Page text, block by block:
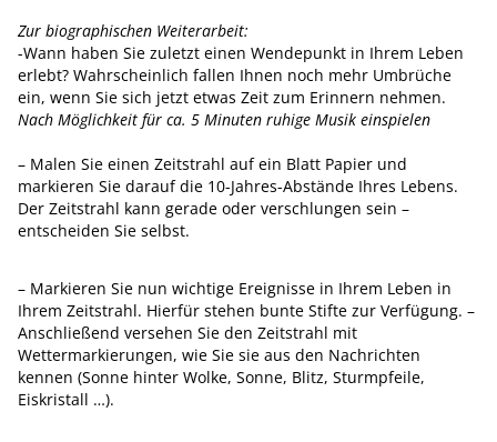
Zur biographischen Weiterarbeit:
-Wann haben Sie zuletzt einen Wendepunkt in Ihrem Leben
erlebt? Wahrscheinlich fallen Ihnen noch mehr Umbrüche
ein, wenn Sie sich jetzt etwas Zeit zum Erinnern nehmen.
Nach Möglichkeit für ca. 5 Minuten ruhige Musik einspielen
– Malen Sie einen Zeitstrahl auf ein Blatt Papier und
markieren Sie darauf die 10-Jahres-Abstände Ihres Lebens.
Der Zeitstrahl kann gerade oder verschlungen sein –
entscheiden Sie selbst.
– Markieren Sie nun wichtige Ereignisse in Ihrem Leben in
Ihrem Zeitstrahl. Hierfür stehen bunte Stifte zur Verfügung. –
Anschließend versehen Sie den Zeitstrahl mit
Wettermarkierungen, wie Sie sie aus den Nachrichten
kennen (Sonne hinter Wolke, Sonne, Blitz, Sturmpfeile,
Eiskristall …).